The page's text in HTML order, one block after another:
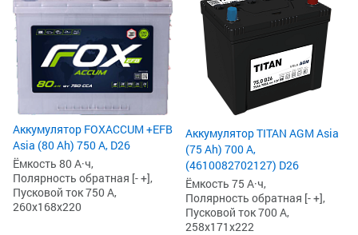
Аккумулятор FOXACCUM +EFB
Asia (80 Ah) 750 А, D26
Ёмкость 80 А·ч,
Полярность обратная [- +],
Пусковой ток 750 А,
260x168x220
Аккумулятор TITAN AGM Asia
(75 Ah) 700 А,
(4610082702127) D26
Ёмкость 75 А·ч,
Полярность обратная [- +],
Пусковой ток 700 А,
258x171x222